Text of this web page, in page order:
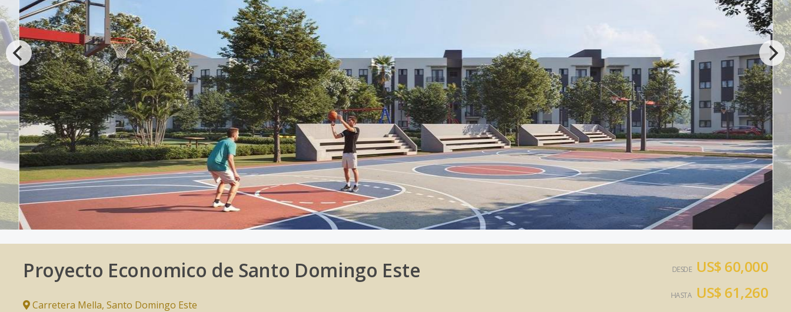
Proyecto Economico de Santo Domingo Este
Carretera Mella, Santo Domingo Este
DESDE US$ 60,000
HASTA US$ 61,260